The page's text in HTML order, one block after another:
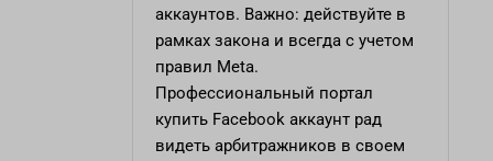
аккаунтов. Важно: действуйте в
рамках закона и всегда с учетом
правил Meta.
Профессиональный портал
купить Facebook аккаунт рад
видеть арбитражников в своем